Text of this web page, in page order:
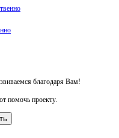
благодаря Вам!
помочь проекту.